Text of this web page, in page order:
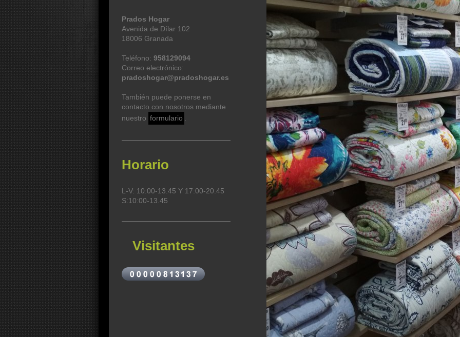
Prados Hogar
Avenida de Dílar 102
18006 Granada
Teléfono: 958129094
Correo electrónico:
pradoshogar@pradoshogar.es
También puede ponerse en
contacto con nosotros mediante
nuestro formulario
Horario
L-V: 10:00-13.45 Y 17:00-20.45
S:10:00-13.45
Visitantes